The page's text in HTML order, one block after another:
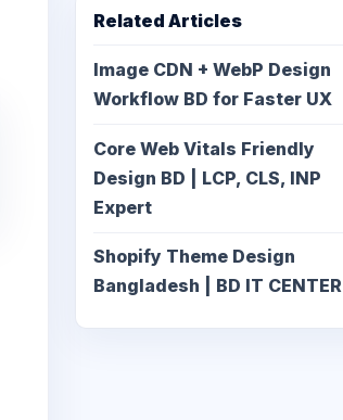
Related Articles
Image CDN + WebP Design
Workflow BD for Faster UX
Core Web Vitals Friendly
Design BD | LCP, CLS, INP
Expert
Shopify Theme Design
Bangladesh | BD IT CENTER